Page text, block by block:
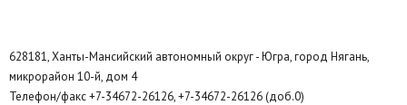
628181, Ханты-Мансийский автономный округ - Югра, город Нягань,
микрорайон 10-й, дом 4
Телефон/факс +7-34672-26126, +7-34672-26126 (доб.0)